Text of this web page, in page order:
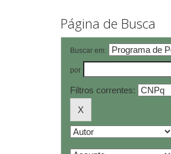
Página de Busca
Buscar em:
por
Filtros correntes: